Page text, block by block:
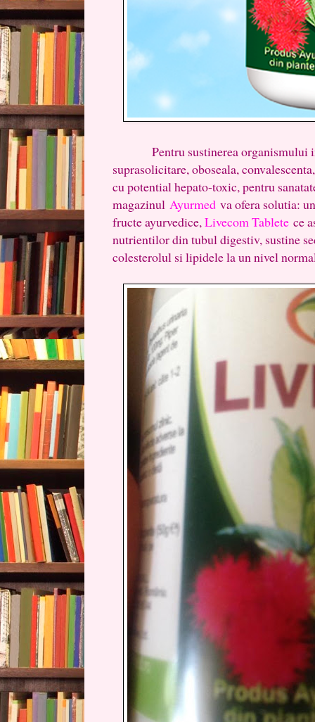
Pentru sustinerea organismului in
suprasolicitare, oboseala,
cu potential hepato-toxic, pentru
magazinul Ayurmed va ofera solutia:
fructe ayurvedice, Livecom Tablete ce
nutrientilor din tubul digestiv, sustine
colesterolul si lipidele la un nivel